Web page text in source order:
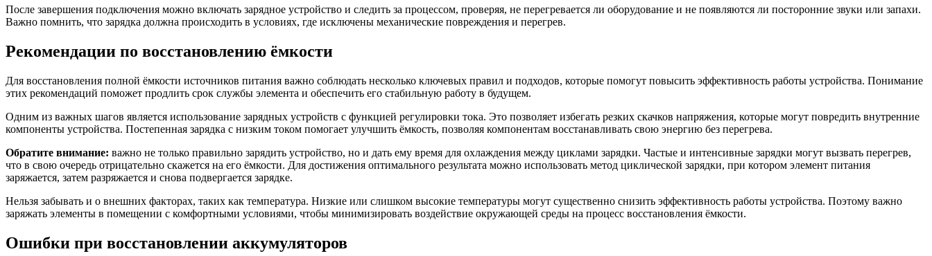
После завершения подключения можно включать зарядное устройство и следить за процессом, проверяя, не перегревается ли оборудование и не появляются ли посторонние звуки или запахи.
Важно помнить, что зарядка должна происходить в условиях, где исключены механические повреждения и перегрев.
Рекомендации по восстановлению ёмкости
Для восстановления полной ёмкости источников питания важно соблюдать несколько ключевых правил и подходов, которые помогут повысить эффективность работы устройства. Понимание
этих рекомендаций поможет продлить срок службы элемента и обеспечить его стабильную работу в будущем.
Одним из важных шагов является использование зарядных устройств с функцией регулировки тока. Это позволяет избегать резких скачков напряжения, которые могут повредить внутренние
компоненты устройства. Постепенная зарядка с низким током помогает улучшить ёмкость, позволяя компонентам восстанавливать свою энергию без перегрева.
Обратите внимание: важно не только правильно зарядить устройство, но и дать ему время для охлаждения между циклами зарядки. Частые и интенсивные зарядки могут вызвать перегрев,
что в свою очередь отрицательно скажется на его ёмкости. Для достижения оптимального результата можно использовать метод циклической зарядки, при котором элемент питания
заряжается, затем разряжается и снова подвергается зарядке.
Нельзя забывать и о внешних факторах, таких как температура. Низкие или слишком высокие температуры могут существенно снизить эффективность работы устройства. Поэтому важно
заряжать элементы в помещении с комфортными условиями, чтобы минимизировать воздействие окружающей среды на процесс восстановления ёмкости.
Ошибки при восстановлении аккумуляторов